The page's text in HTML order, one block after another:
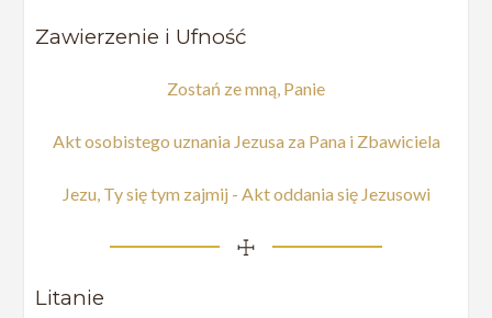
Zawierzenie i Ufność
Zostań ze mną, Panie
Akt osobistego uznania Jezusa za Pana i Zbawiciela
Jezu, Ty się tym zajmij - Akt oddania się Jezusowi
☩
Litanie